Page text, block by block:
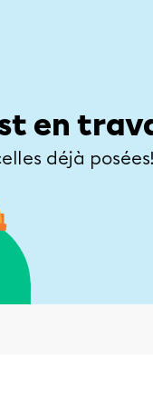
en
déjà posées!